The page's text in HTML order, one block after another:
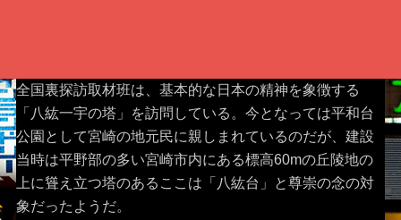
全国裏探訪取材班は、基本的な日本の精神を象徴する
「八紘一宇の塔」を訪問している。今となっては平和台
公園として宮崎の地元民に親しまれているのだが、建設
当時は平野部の多い宮崎市内にある標高60mの丘陵地の
上に聳え立つ塔のあるここは「八紘台」と尊崇の念の対
象だったようだ。